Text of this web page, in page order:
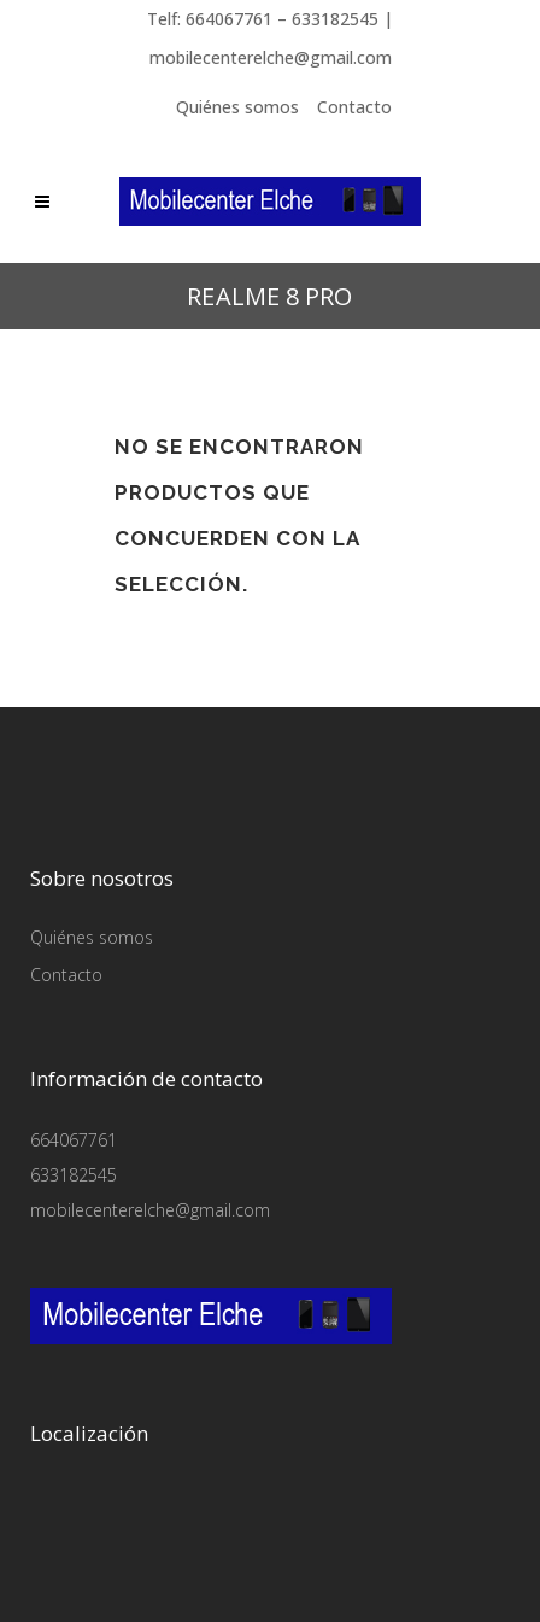
Telf: 664067761 – 633182545 |
mobilecenterelche@gmail.com
Quiénes somos Contacto
REALME 8 PRO
NO SE ENCONTRARON
PRODUCTOS QUE
CONCUERDEN CON LA
SELECCIÓN.
Sobre nosotros
Quiénes somos
Contacto
Información de contacto
664067761
633182545
mobilecenterelche@gmail.com
Localización